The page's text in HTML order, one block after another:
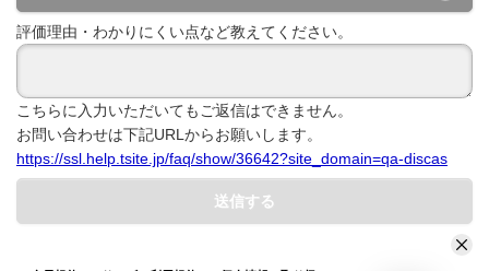
評価理由・わかりにくい点など教えてください。
こちらに入力いただいてもご返信はできません。
お問い合わせは下記URLからお願いします。
https://ssl.help.tsite.jp/faq/show/36642?site_domain=qa-discas
送信する